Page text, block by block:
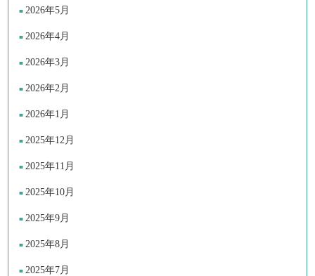
2026年5月
2026年4月
2026年3月
2026年2月
2026年1月
2025年12月
2025年11月
2025年10月
2025年9月
2025年8月
2025年7月